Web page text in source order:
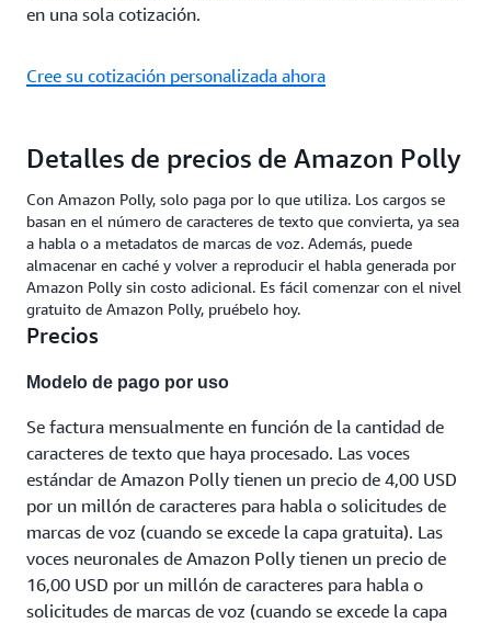
en una sola cotización.
Cree su cotización personalizada ahora
Detalles de precios de Amazon Polly
Con Amazon Polly, solo paga por lo que utiliza. Los cargos se
basan en el número de caracteres de texto que convierta, ya sea
a habla o a metadatos de marcas de voz. Además, puede
almacenar en caché y volver a reproducir el habla generada por
Amazon Polly sin costo adicional. Es fácil comenzar con el nivel
gratuito de Amazon Polly, pruébelo hoy.
Precios
Modelo de pago por uso
Se factura mensualmente en función de la cantidad de
caracteres de texto que haya procesado. Las voces
estándar de Amazon Polly tienen un precio de 4,00 USD
por un millón de caracteres para habla o solicitudes de
marcas de voz (cuando se excede la capa gratuita). Las
voces neuronales de Amazon Polly tienen un precio de
16,00 USD por un millón de caracteres para habla o
solicitudes de marcas de voz (cuando se excede la capa